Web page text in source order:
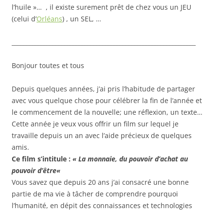
l’huile »… , il existe surement prêt de chez vous un JEU
(celui d’Orléans) , un SEL, …
Bonjour toutes et tous
Depuis quelques années, j’ai pris l’habitude de partager
avec vous quelque chose pour célébrer la fin de l’année et
le commencement de la nouvelle; une réflexion, un texte…
Cette année je veux vous offrir un film sur lequel je
travaille depuis un an avec l’aide précieux de quelques
amis.
Ce film s’intitule : « La monnaie, du pouvoir d’achat au
pouvoir d’être«
Vous savez que depuis 20 ans j’ai consacré une bonne
partie de ma vie à tâcher de comprendre pourquoi
l’humanité, en dépit des connaissances et technologies